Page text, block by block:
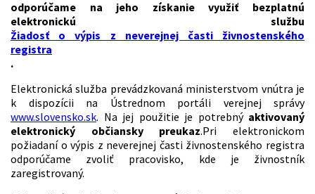
odporúčame na jeho získanie využiť bezplatnú
elektronickú službu
Žiadosť o výpis z neverejnej časti živnostenského
registra
.
Elektronická služba prevádzkovaná ministerstvom vnútra je
k dispozícii na Ústrednom portáli verejnej správy
www.slovensko.sk. Na jej použitie je potrebný aktivovaný
elektronický občiansky preukaz.Pri elektronickom
požiadaní o výpis z neverejnej časti živnostenského registra
odporúčame zvoliť pracovisko, kde je živnostník
zaregistrovaný.